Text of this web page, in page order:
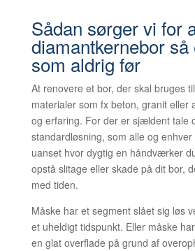
Sådan sørger vi for
diamantkernebor så
som aldrig før
At renovere et bor, der skal bruges
materialer som fx beton, granit eller
og erfaring. For der er sjældent tale
standardløsning, som alle og
uanset hvor dygtig en håndværker
opstå slitage eller skade på dit bor,
med tiden.
Måske har et segment slået sig løs
et uheldigt tidspunkt. Eller måske
en glat overflade på grund af